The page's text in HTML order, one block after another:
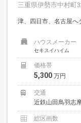
三重県伊勢市中村町
津、四日市、名古屋へ
ハウスメーカー
セキスイハイム
価格帯
5,300 万円
交通
近鉄山田鳥羽志
総区画数